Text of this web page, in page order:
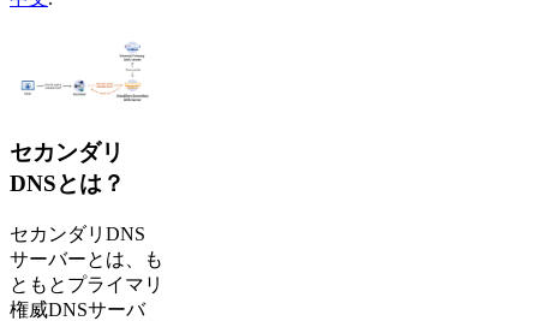
セカンダリ
DNSとは？
セカンダリDNS
サーバーとは、も
ともとプライマリ
権威DNSサーバ